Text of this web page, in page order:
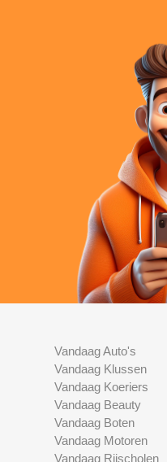
Vandaag Auto's
Vandaag Klussen
Vandaag Koeriers
Vandaag Beauty
Vandaag Boten
Vandaag Motoren
Vandaag Rijscholen